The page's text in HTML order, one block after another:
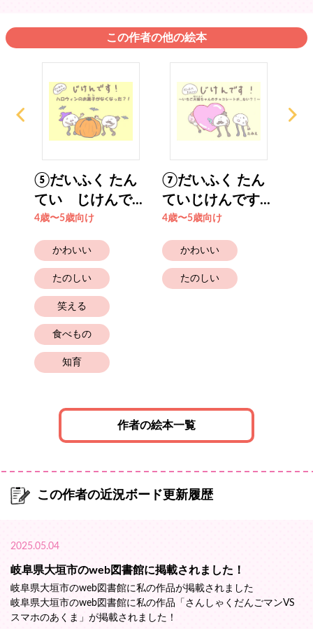
この作者の他の絵本
⑤だいふく たん
てい じけんで...
4歳〜5歳向け
かわいい
たのしい
笑える
食べもの
知育
⑦だいふく たん
ていじけんです...
4歳〜5歳向け
かわいい
たのしい
作者の絵本一覧
この作者の近況ボード更新履歴
2025.05.04
岐阜県大垣市のweb図書館に掲載されました！
岐阜県大垣市のweb図書館に私の作品が掲載されました
岐阜県大垣市のweb図書館に私の作品「さんしゃくだんごマンVS
スマホのあくま」が掲載されました！